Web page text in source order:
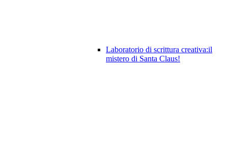
Laboratorio di scrittura creativa:il
mistero di Santa Claus!